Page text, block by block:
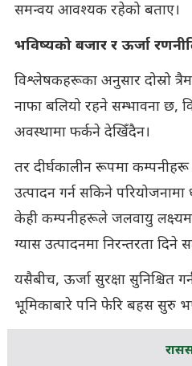
समन्वय आवश्यक रहेको बताए।
भविष्यको बजार र ऊर्जा
विश्लेषकहरूका अनुसार दोस्रो
नाफा बलियो रहने सम्भावना छ,
अवस्थामा फर्कने देखिँदैन।
तर दीर्घकालीन रूपमा
उत्पादन गर्न सकिने परियोजनामा
केही कम्पनीहरूले जलवायु
ग्यास उत्पादनमा निरन्तरता दिने
यसैबीच, ऊर्जा सुरक्षा सुनिश्चित
भूमिकाबारे पनि फेरि बहस सुरु